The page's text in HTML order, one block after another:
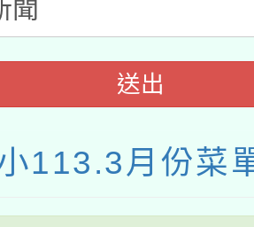
送出
113.3月份菜